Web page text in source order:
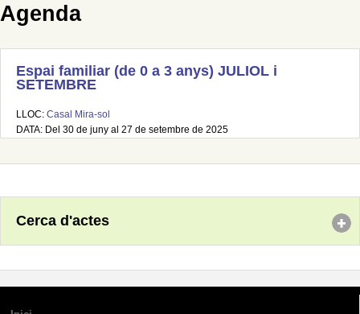
Agenda
Espai familiar (de 0 a 3 anys) JULIOL i
SETEMBRE
LLOC: Casal Mira-sol
DATA: Del 30 de juny al 27 de setembre de 2025
Cerca d'actes